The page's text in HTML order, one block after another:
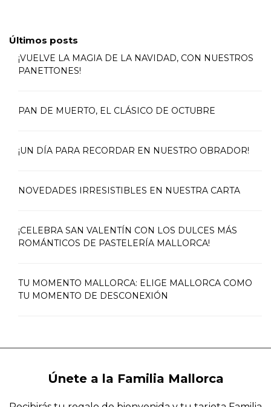
Últimos posts
¡VUELVE LA MAGIA DE LA NAVIDAD, CON NUESTROS
PANETTONES!
PAN DE MUERTO, EL CLÁSICO DE OCTUBRE
¡UN DÍA PARA RECORDAR EN NUESTRO OBRADOR!
NOVEDADES IRRESISTIBLES EN NUESTRA CARTA
¡CELEBRA SAN VALENTÍN CON LOS DULCES MÁS
ROMÁNTICOS DE PASTELERÍA MALLORCA!
TU MOMENTO MALLORCA: ELIGE MALLORCA COMO
TU MOMENTO DE DESCONEXIÓN
Únete a la Familia Mallorca